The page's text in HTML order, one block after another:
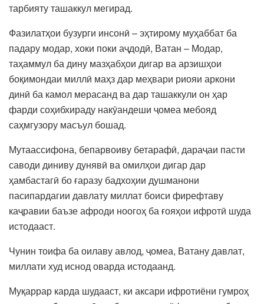
тарбияту ташаккул мегирад.
Фазилатҳои бузурги инсонӣ – эҳтирому муҳаббат ба
падару модар, хоки поки аҷдодӣ, Ватан – Модар,
таҳаммул ба дину мазҳабҳои дигар ва арзишҳои
боқимондаи миллӣ маҳз дар меҳвари риояи аркони
динӣ ба камол мерасанд ва дар ташаккули он ҳар
фарди соҳибхираду накӯандеши ҷомеа мебояд
саҳмгузору масъул бошад.
Мутаассифона, бепарвоиву бетарафӣ, дараҷаи пасти
саводи диниву дунявӣ ва омилҳои дигар дар
ҳамбастагӣ бо ғаразу бадхоҳии душманони
пасипардагии давлату миллат боиси фирефтаву
каҷравии баъзе афроди ноогоҳ ба ғояҳои ифротӣ шуда
истодааст.
Чунин тоифа ба оилаву авлод, ҷомеа, Ватану давлат,
миллати худ иснод оварда истодаанд.
Муқаррар карда шудааст, ки аксари ифротиёни гумроҳ